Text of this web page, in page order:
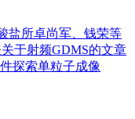
盐所卓尚军、钱荣等
关于射频GDMS的文章
探索单粒子成像